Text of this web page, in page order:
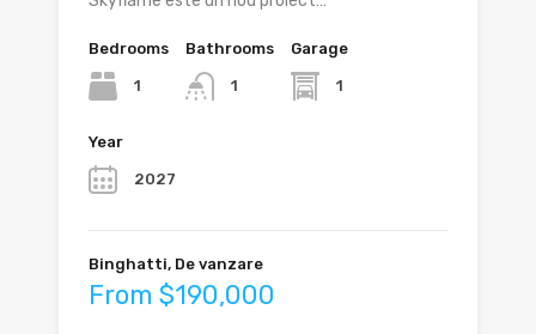
Bedrooms
1
Bathrooms
1
Garage
1
Year
2027
Binghatti, De vanzare
From $190,000